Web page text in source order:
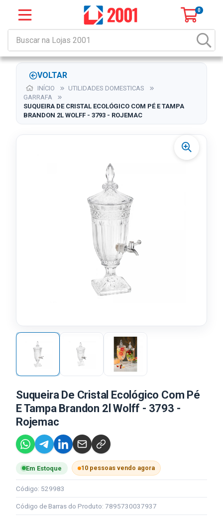
0
VOLTAR
INÍCIO
UTILIDADES DOMESTICAS
GARRAFA
SUQUEIRA DE CRISTAL ECOLÓGICO COM PÉ E TAMPA
BRANDON 2L WOLFF - 3793 - ROJEMAC
Suqueira De Cristal Ecológico Com Pé
E Tampa Brandon 2l Wolff - 3793 -
Rojemac
Em Estoque 10 pessoas vendo agora
Código: 529983
Código de Barras do Produto: 7895730037937